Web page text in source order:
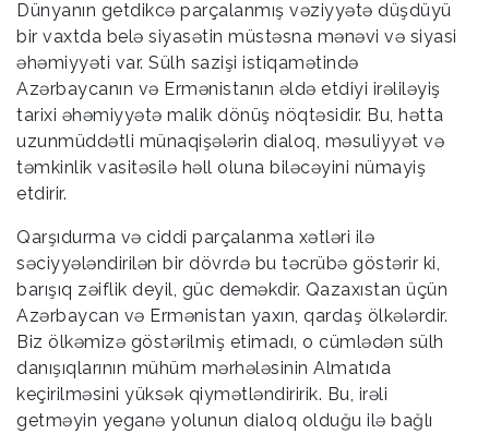
Dünyanın getdikcə parçalanmış vəziyyətə düşdüyü
bir vaxtda belə siyasətin müstəsna mənəvi və siyasi
əhəmiyyəti var. Sülh sazişi istiqamətində
Azərbaycanın və Ermənistanın əldə etdiyi irəliləyiş
tarixi əhəmiyyətə malik dönüş nöqtəsidir. Bu, hətta
uzunmüddətli münaqişələrin dialoq, məsuliyyət və
təmkinlik vasitəsilə həll oluna biləcəyini nümayiş
etdirir.
Qarşıdurma və ciddi parçalanma xətləri ilə
səciyyələndirilən bir dövrdə bu təcrübə göstərir ki,
barışıq zəiflik deyil, güc deməkdir. Qazaxıstan üçün
Azərbaycan və Ermənistan yaxın, qardaş ölkələrdir.
Biz ölkəmizə göstərilmiş etimadı, o cümlədən sülh
danışıqlarının mühüm mərhələsinin Almatıda
keçirilməsini yüksək qiymətləndiririk. Bu, irəli
getməyin yeganə yolunun dialoq olduğu ilə bağlı